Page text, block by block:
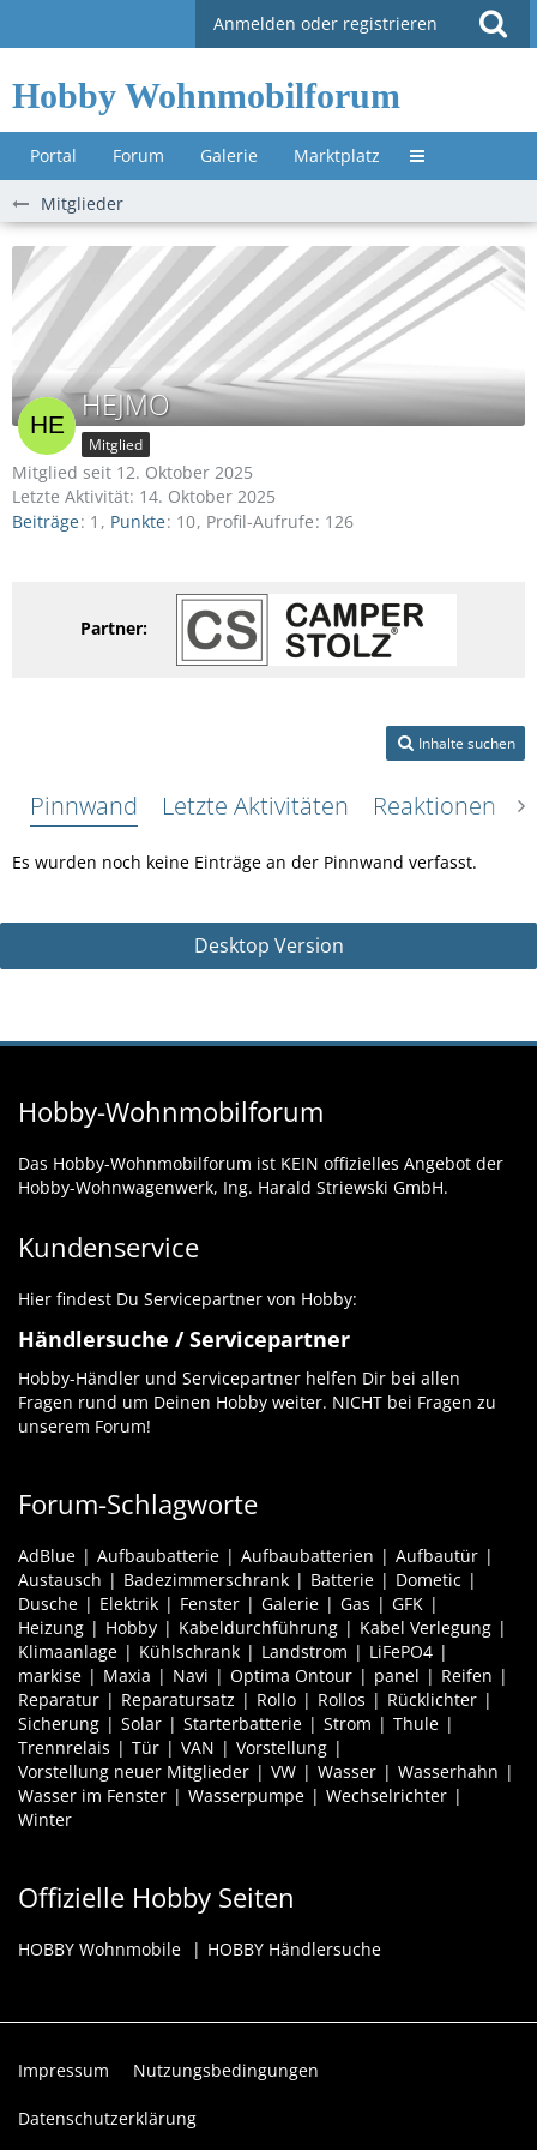
Anmelden oder registrieren
Hobby Wohnmobilforum
Portal Forum Galerie Marktplatz Untermenü »
Mitglieder
HEJMO
Mitglied
Mitglied seit 12. Oktober 2025
Letzte Aktivität: 14. Oktober 2025
Beiträge 1 Punkte 10 Profil-Aufrufe 126
Partner:
Inhalte suchen
Pinnwand Letzte Aktivitäten Reaktionen
Es wurden noch keine Einträge an der Pinnwand verfasst.
Desktop Version
Hobby-Wohnmobilforum
Das Hobby-Wohnmobilforum ist KEIN offizielles Angebot der
Hobby-Wohnwagenwerk, Ing. Harald Striewski GmbH.
Kundenservice
Hier findest Du Servicepartner von Hobby:
Händlersuche / Servicepartner
Hobby-Händler und Servicepartner helfen Dir bei allen
Fragen rund um Deinen Hobby weiter. NICHT bei Fragen zu
unserem Forum!
Forum-Schlagworte
AdBlue Aufbaubatterie Aufbaubatterien
Aufbautür
Austausch
Badezimmerschrank Batterie
Dometic
Dusche
Elektrik Fenster Galerie Gas
GFK
Heizung
Hobby Kabeldurchführung
Kabel Verlegung
Klimaanlage
Kühlschrank Landstrom
LiFePO4
markise
Maxia Navi Optima Ontour panel
Reifen
Reparatur
Reparatursatz Rollo Rollos
Rücklichter
Sicherung
Solar Starterbatterie Strom
Thule
Trennrelais
Tür VAN
Vorstellung
Vorstellung neuer Mitglieder
VW Wasser
Wasserhahn
Wasser im Fenster
Wasserpumpe
Wechselrichter
Winter
Offizielle Hobby Seiten
HOBBY Wohnmobile HOBBY Händlersuche
Impressum Nutzungsbedingungen
Datenschutzerklärung